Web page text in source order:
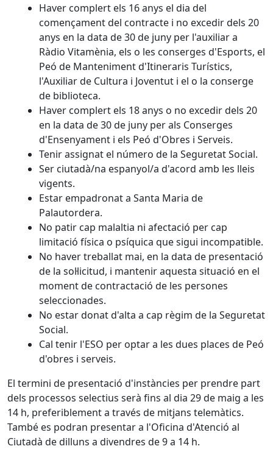
Haver complert els 16 anys el dia del
començament del contracte i no excedir dels 20
anys en la data de 30 de juny per l'auxiliar a
Ràdio Vitamènia, els o les conserges d'Esports, el
Peó de Manteniment d'Itineraris Turístics,
l'Auxiliar de Cultura i Joventut i el o la conserge
de biblioteca.
Haver complert els 18 anys o no excedir dels 20
en la data de 30 de juny per als Conserges
d'Ensenyament i els Peó d'Obres i Serveis.
Tenir assignat el número de la Seguretat Social.
Ser ciutadà/na espanyol/a d'acord amb les lleis
vigents.
Estar empadronat a Santa Maria de
Palautordera.
No patir cap malaltia ni afectació per cap
limitació física o psíquica que sigui incompatible.
No haver treballat mai, en la data de presentació
de la sol·licitud, i mantenir aquesta situació en el
moment de contractació de les persones
seleccionades.
No estar donat d'alta a cap règim de la Seguretat
Social.
Cal tenir l'ESO per optar a les dues places de Peó
d'obres i serveis.
El termini de presentació d'instàncies per prendre part
dels processos selectius serà fins al dia 29 de maig a les
14 h, preferiblement a través de mitjans telemàtics.
També es podran presentar a l'Oficina d'Atenció al
Ciutadà de dilluns a divendres de 9 a 14 h.